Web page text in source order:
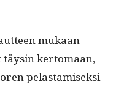
mukaan
ker­tomaan,
pelas­tamisek­si